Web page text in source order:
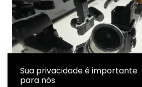
Sua privacidade é importante
para nós